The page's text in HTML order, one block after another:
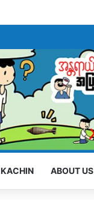
KACHIN ABOUT US